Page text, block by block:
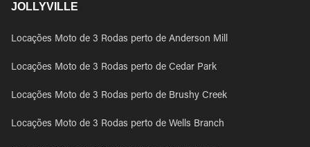
JOLLYVILLE
Locações Moto de 3 Rodas perto de Anderson Mill
Locações Moto de 3 Rodas perto de Cedar Park
Locações Moto de 3 Rodas perto de Brushy Creek
Locações Moto de 3 Rodas perto de Wells Branch